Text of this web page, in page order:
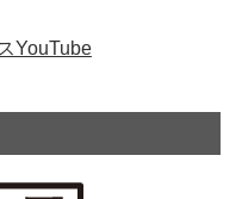
YouTube